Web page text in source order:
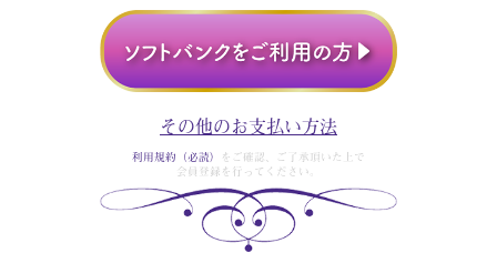
その他のお支払い方法
利用規約（必読）
をご確認、ご了承頂いた上で
会員登録を行ってください。